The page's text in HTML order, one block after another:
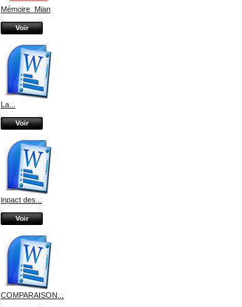
Mémoire_Mian
Voir
La...
Voir
inpact des...
Voir
COMPARAISON...